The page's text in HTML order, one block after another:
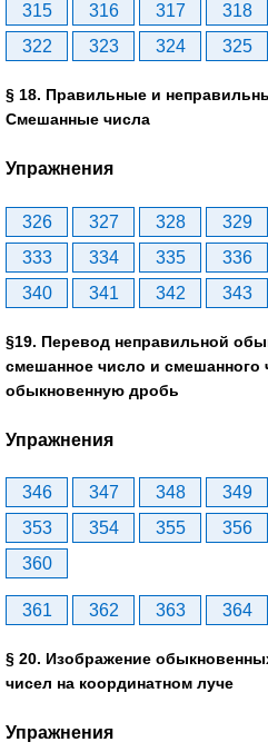
315
316 317 318
322
323 324 325
§ 18. Правильные и
Смешанные числа
Упражнения
326 327 328 329
333
334 335 336
340
341 342 343
§19. Перевод неправильной
смешанное число и смешанного
обыкновенную дробь
Упражнения
346 347 348 349
353
354 355 356
360
361 362 363 364
§ 20. Изображение
чисел на координатном луче
Упражнения